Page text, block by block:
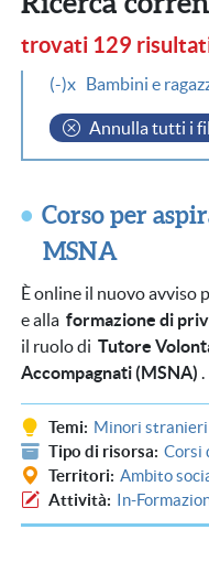
trovati 129
(-) Bambini e
Annulla tutti i
Corso per
MSNA
È online il nuovo avviso
e alla formazione di
il ruolo di Tutore
Accompagnati (MSNA) .
Temi
Minori stranieri
Tipo di risorsa Corsi
Territori Ambito
Attività
In-